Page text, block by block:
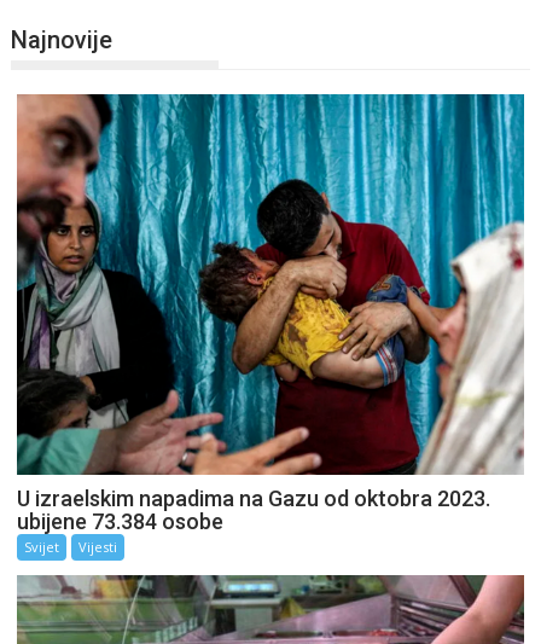
Najnovije
U izraelskim napadima na Gazu od oktobra 2023.
ubijene 73.384 osobe
Svijet Vijesti